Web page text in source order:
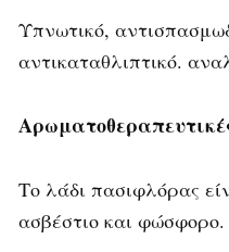
Υπνωτικό,
αντικαταθλιπτικό.
Το λάδι πασιφλόρας
ασβέστιο και φώσφορο.